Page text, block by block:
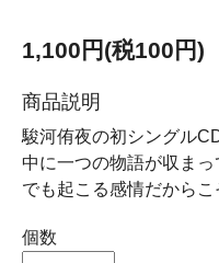
1,100円(税100円)
商品説明
駿河侑夜の初シングル
中に一つの物語が収ま
でも起こる感情だから
個数